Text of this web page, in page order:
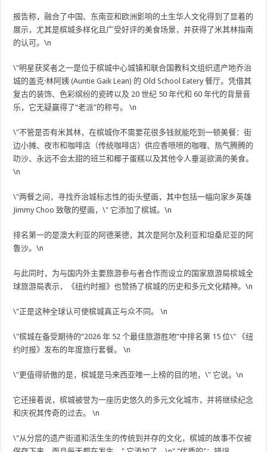
报告称，融合了中国、东南亚和欧洲影响的土生华人文化得到了显着的
展示，尤其是槟城多样化且广受好评的美食场景，并获得了米其林指南
的认可。\n
\"明星获奖者之一是位于槟城中心城镇和联合国教科文组织遗产地乔治
城的盖克·林阿姨 (Auntie Gaik Lean) 的 Old School Eatery 餐厅。凭借其
复古的装饰、色彩缤纷的瓷砖以及 20 世纪 50 年代和 60 年代的背景音
乐，它无疑赢得了“老派”的称号。 \n
\"不管是否有米其林，在槟城你不需要花很多钱就能吃到一顿美餐：街
边小摊、夜市和咖啡店（传统咖啡店）供应香喷喷的咖喱、热气腾腾的
叻沙、永远不会太甜的班兰和椰子蛋糕以及其他令人垂涎欲滴的美食。
\n
\"两餐之间，寻找乔治城标志性的街头壁画，其中包括一幅向家乡英雄
Jimmy Choo 致敬的壁画，\" 它添加了槟城。\n
排名第一的是澳大利亚的阿德莱德，其次是阿尔及利亚和坦桑尼亚的阿
鲁沙。\n
与此同时，为与国内外主要旅游参与者合作而设立的国家旅游局槟城全
球旅游局表示，《纽约时报》也赞扬了槟城的历史和多元文化精神。\n
\"正是这种全球认可使槟城真正与众不同。 \n
\"槟城在备受期待的“2026 年 52 个最佳旅游胜地”中排名第 15 位\" 《纽
约时报》发布的年度旅行套餐。 \n
\"更值得骄傲的是，槟城是马来西亚唯一上榜的目的地，\" 它说。\n
它还接着说，槟城被誉为一座历史悠久的多元文化城市，并将继续纪念
和庆祝其传奇的过去。 \n
\"从分层的遗产街道和活生生的传统到并存的文化，槟城的故事不仅被